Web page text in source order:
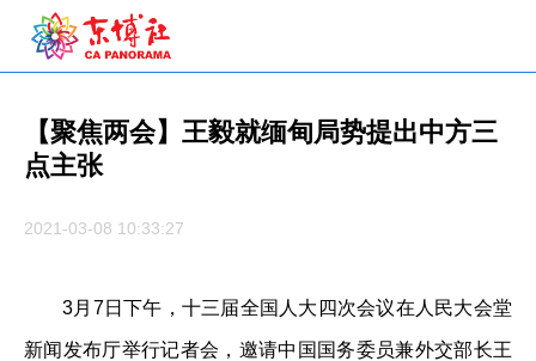
【聚焦两会】王毅就缅甸局势提出中方三
点主张
2021-03-08 10:33:27
3月7日下午，十三届全国人大四次会议在人民大会堂
新闻发布厅举行记者会，邀请中国国务委员兼外交部长王